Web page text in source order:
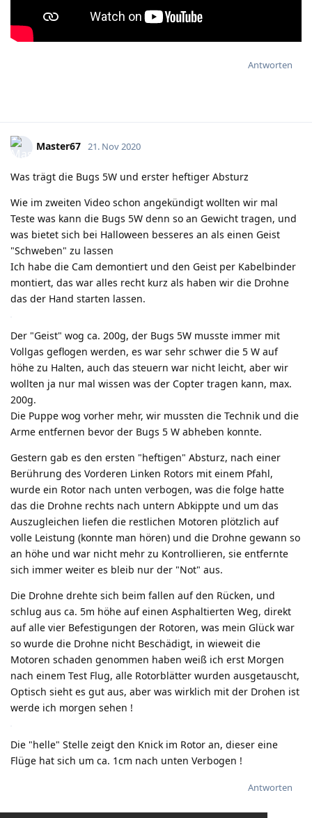
Antworten
Master67 21. Nov 2020
Was trägt die Bugs 5W und erster heftiger Absturz
Wie im zweiten Video schon angekündigt wollten wir mal
Teste was kann die Bugs 5W denn so an Gewicht tragen, und
was bietet sich bei Halloween besseres an als einen Geist
"Schweben" zu lassen
Ich habe die Cam demontiert und den Geist per Kabelbinder
montiert, das war alles recht kurz als haben wir die Drohne
das der Hand starten lassen.
Der "Geist" wog ca. 200g, der Bugs 5W musste immer mit
Vollgas geflogen werden, es war sehr schwer die 5 W auf
höhe zu Halten, auch das steuern war nicht leicht, aber wir
wollten ja nur mal wissen was der Copter tragen kann, max.
200g.
Die Puppe wog vorher mehr, wir mussten die Technik und die
Arme entfernen bevor der Bugs 5 W abheben konnte.
Gestern gab es den ersten "heftigen" Absturz, nach einer
Berührung des Vorderen Linken Rotors mit einem Pfahl,
wurde ein Rotor nach unten verbogen, was die folge hatte
das die Drohne rechts nach untern Abkippte und um das
Auszugleichen liefen die restlichen Motoren plötzlich auf
volle Leistung (konnte man hören) und die Drohne gewann so
an höhe und war nicht mehr zu Kontrollieren, sie entfernte
sich immer weiter es bleib nur der "Not" aus.
Die Drohne drehte sich beim fallen auf den Rücken, und
schlug aus ca. 5m höhe auf einen Asphaltierten Weg, direkt
auf alle vier Befestigungen der Rotoren, was mein Glück war
so wurde die Drohne nicht Beschädigt, in wieweit die
Motoren schaden genommen haben weiß ich erst Morgen
nach einem Test Flug, alle Rotorblätter wurden ausgetauscht,
Optisch sieht es gut aus, aber was wirklich mit der Drohen ist
werde ich morgen sehen !
Die "helle" Stelle zeigt den Knick im Rotor an, dieser eine
Flüge hat sich um ca. 1cm nach unten Verbogen !
Antworten